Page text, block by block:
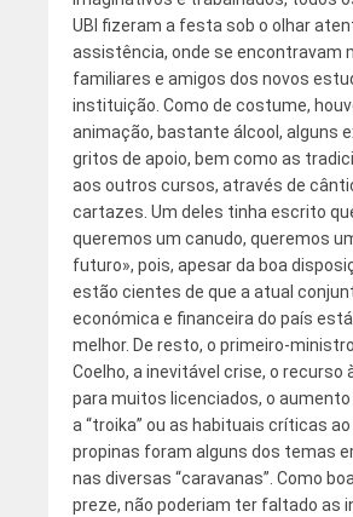
UBI fizeram a festa sob o olhar
assistência, onde se encontravam
familiares e amigos dos novos
instituição. Como de costume,
animação, bastante álcool, alguns
gritos de apoio, bem como as
aos outros cursos, através de
cartazes. Um deles tinha escrito
queremos um canudo, queremos
futuro», pois, apesar da boa
estão cientes de que a atual
económica e financeira do país
melhor. De resto, o primeiro-
Coelho, a inevitável crise, o recurso
para muitos licenciados, o
a “troika” ou as habituais críticas
propinas foram alguns dos temas
nas diversas “caravanas”. Como
preze, não poderiam ter faltado as